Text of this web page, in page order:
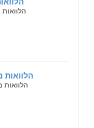
הלוואות
הלוואות
הלוואות